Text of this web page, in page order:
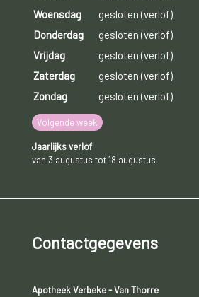
Woensdag
gesloten (verlof)
Donderdag
gesloten (verlof)
Vrijdag
gesloten (verlof)
Zaterdag
gesloten (verlof)
Zondag
gesloten (verlof)
Volgende week
Jaarlijks verlof
van 3 augustus tot 18 augustus
Contactgegevens
Apotheek Verbeke - Van Thorre